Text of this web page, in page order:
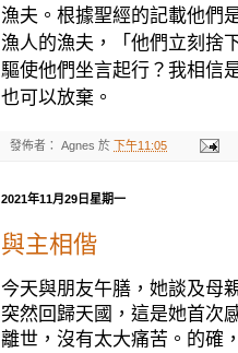
漁夫。根據聖經的記載他們
漁人的漁夫，「他們立刻捨
驅使他們坐言起行？我相信
也可以放棄。
發佈者： Agnes 於 下午11:05
2021年11月29日星期一
與主相偕
今天與朋友午膳，她談及母
突然回歸天國，這是她首次
離世，沒有太大痛苦。的確